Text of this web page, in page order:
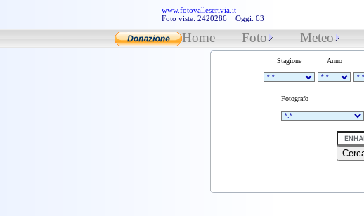
www.fotovallescrivia.it
Foto viste: 2420286 Oggi: 63
Home Foto Meteo
Stagione Anno
Fotografo